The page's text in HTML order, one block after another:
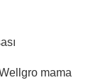
mama